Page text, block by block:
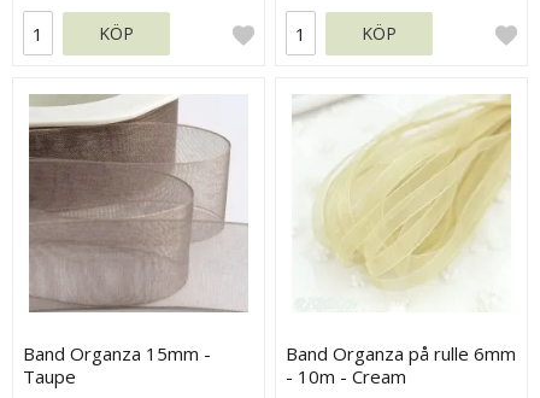
KÖP KÖP
Band Organza 15mm -
Taupe
Band Organza på rulle 6mm
- 10m - Cream